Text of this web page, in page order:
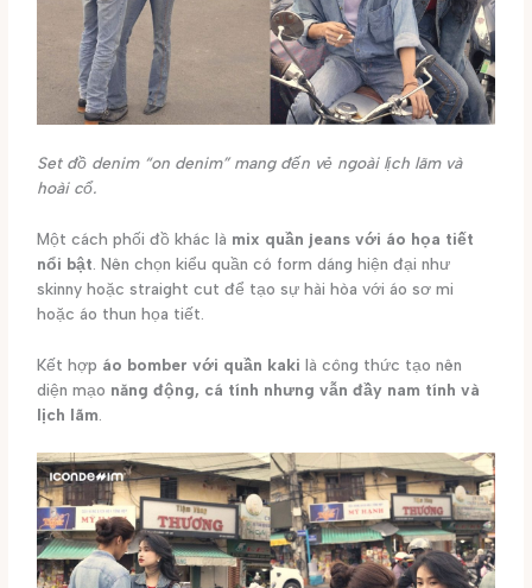
Set đồ denim “on denim” mang đến vẻ ngoài lịch lãm và
hoài cổ.
Một cách phối đồ khác là mix quần jeans với áo họa tiết
nổi bật . Nên chọn kiểu quần có form dáng hiện đại như
skinny hoặc straight cut để tạo sự hài hòa với áo sơ mi
hoặc áo thun họa tiết.
Kết hợp áo bomber với quần kaki là công thức tạo nên
diện mạo năng động, cá tính nhưng vẫn đầy nam tính và
lịch lãm